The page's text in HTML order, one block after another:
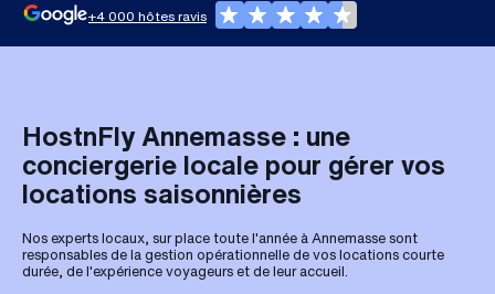
+4 000 hôtes ravis
HostnFly Annemasse : une
conciergerie locale pour gérer vos
locations saisonnières
Nos experts locaux, sur place toute l'année à Annemasse sont
responsables de la gestion opérationnelle de vos locations courte
durée, de l'expérience voyageurs et de leur accueil.